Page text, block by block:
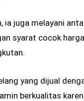
ia juga melayani
syarat cocok
yang dijual
berkualitas